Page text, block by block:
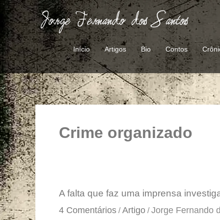
Ir
para
conteúdo
Início Artigos Bio Contos
Crime organizado
A falta que faz uma imprensa
4 Comentários /Artigo /Jorge Fernando
A
que